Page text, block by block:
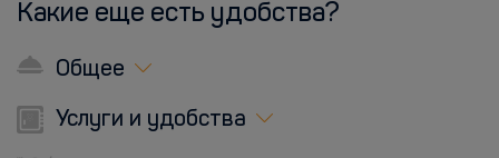
Какие еще есть удобства?
Общее
Услуги и удобства